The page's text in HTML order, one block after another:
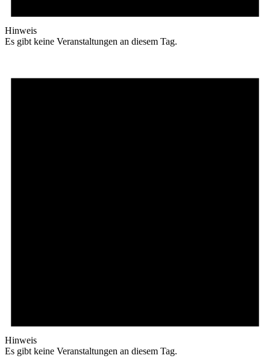
Hinweis
Es gibt keine Veranstaltungen an diesem Tag.
Hinweis
Es gibt keine Veranstaltungen an diesem Tag.